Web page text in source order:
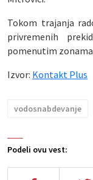
Podeli ovu vest:
Tokom trajanja
privremenih
pomenutim
Izvor: Kontakt Plus
vodosnabdevanje